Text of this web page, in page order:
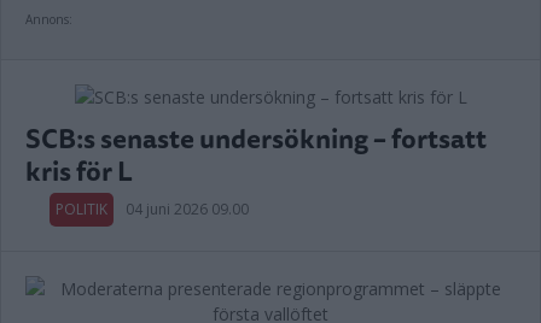
Annons:
SCB:s senaste undersökning – fortsatt
kris för L
POLITIK 04 juni 2026 09.00